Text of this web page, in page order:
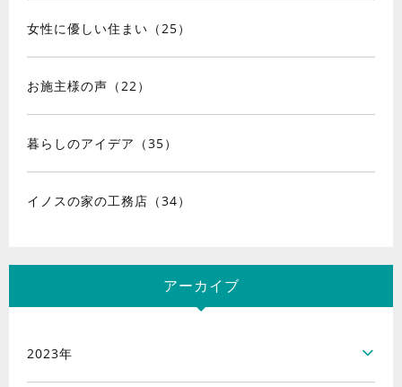
女性に優しい住まい（25）
お施主様の声（22）
暮らしのアイデア（35）
イノスの家の工務店（34）
アーカイブ
2023年